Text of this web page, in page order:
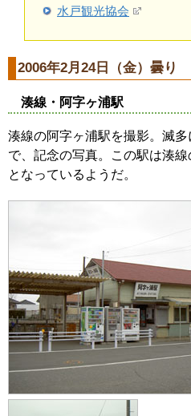
水戸観光協会
2006年2月24日（金）曇り
湊線・阿字ヶ浦駅
湊線の阿字ヶ浦駅を撮影。滅
で、記念の写真。この駅は湊
となっているようだ。